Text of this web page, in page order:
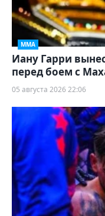
ММА
Иану Гарри
перед боем с
05 августа 2026 22:06